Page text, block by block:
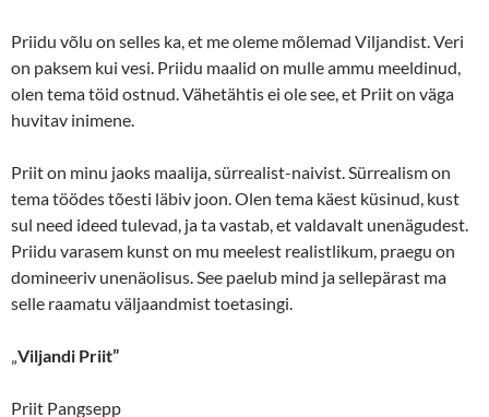
Priidu võlu on selles ka, et me oleme mõlemad Viljandist. Veri
on paksem kui vesi. Priidu maalid on mulle ammu meeldinud,
olen tema töid ostnud. Vähetähtis ei ole see, et Priit on väga
huvitav inimene.
Priit on minu jaoks maalija, sürrealist-naivist. Sürrealism on
tema töödes tõesti läbiv joon. Olen tema käest küsinud, kust
sul need ideed tulevad, ja ta vastab, et valdavalt unenägudest.
Priidu varasem kunst on mu meelest realistlikum, praegu on
domineeriv unenäolisus. See paelub mind ja sellepärast ma
selle raamatu väljaandmist toetasingi.
„Viljandi Priit”
Priit Pangsepp